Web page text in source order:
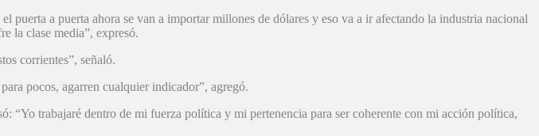
a puerta ahora se van a importar millones de dólares y eso va a ir afectando la industria nacional
la clase media”, expresó.
corrientes”, señaló.
pocos, agarren cualquier indicador”, agregó.
“Yo trabajaré dentro de mi fuerza política y mi pertenencia para ser coherente con mi acción política,